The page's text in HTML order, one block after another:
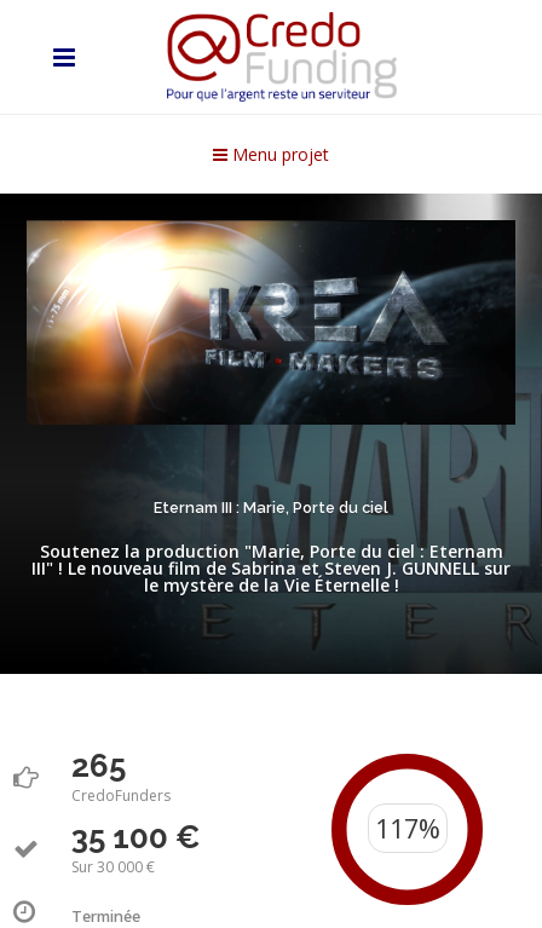
Menu projet
Eternam III : Marie, Porte du ciel
Soutenez la production "Marie, Porte du ciel : Eternam
III" ! Le nouveau film de Sabrina et Steven J. GUNNELL sur
le mystère de la Vie Éternelle !
265
CredoFunders
35 100 €
Sur 30 000 €
Terminée